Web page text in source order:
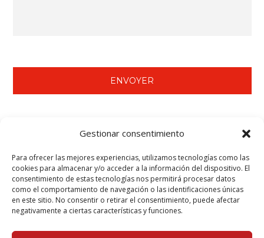
Gestionar consentimiento
Para ofrecer las mejores experiencias, utilizamos tecnologías como las
cookies para almacenar y/o acceder a la información del dispositivo. El
consentimiento de estas tecnologías nos permitirá procesar datos
como el comportamiento de navegación o las identificaciones únicas
en este sitio. No consentir o retirar el consentimiento, puede afectar
negativamente a ciertas características y funciones.
NOUS VOUS RECOMMANDONS DE VOIR…
Mortier Tecwool® F.
Pâte à joints préparée Tecbor®.
Panneaux Tecbor® - Structure métallique.
Teclack-W® - Protection des éléments en acier (poutres et
piliers).